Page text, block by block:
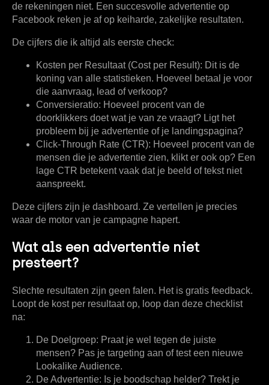
de rekeningen niet. Een succesvolle advertentie op
Facebook reken je af op keiharde, zakelijke resultaten.
De cijfers die ik altijd als eerste check:
Kosten per Resultaat (Cost per Result): Dit is de
koning van alle statistieken. Hoeveel betaal je voor
die aanvraag, lead of verkoop?
Conversieratio: Hoeveel procent van de
doorklikkers doet wat je van ze vraagt? Ligt het
probleem bij je advertentie of je landingspagina?
Click-Through Rate (CTR): Hoeveel procent van de
mensen die je advertentie zien, klikt er ook op? Een
lage CTR betekent vaak dat je beeld of tekst niet
aanspreekt.
Deze cijfers zijn je dashboard. Ze vertellen je precies
waar de motor van je campagne hapert.
Wat als een advertentie niet
presteert?
Slechte resultaten zijn geen falen. Het is gratis feedback.
Loopt de kost per resultaat op, loop dan deze checklist
na:
De Doelgroep: Praat je wel tegen de juiste
mensen? Pas je targeting aan of test een nieuwe
Lookalike Audience.
De Advertentie: Is je boodschap helder? Trekt je